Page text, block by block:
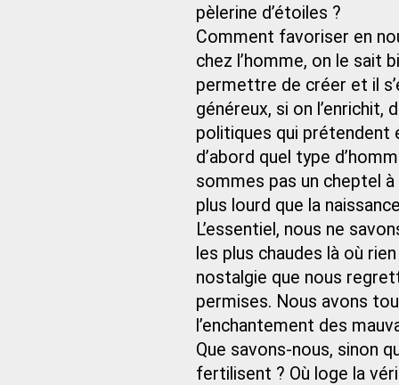
pèlerine d’étoiles ?
Comment favoriser en
chez l’homme, on le sait
permettre de créer et il
généreux, si on
politiques qui prétendent
d’abord quel type
sommes pas un cheptel à
plus lourd que la
L’essentiel, nous ne
les plus chaudes là où
nostalgie que nous
permises. Nous avons
l’enchantement des
Que savons-nous, sinon
fertilisent ? Où loge la